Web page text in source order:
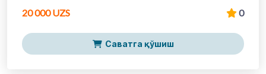
20 000 UZS
0
Саватга қўшиш